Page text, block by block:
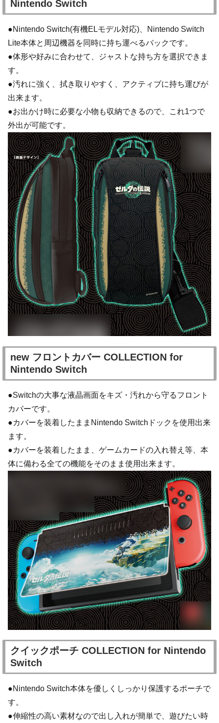
Nintendo Switch
●Nintendo Switch(有機ELモデル対応)、Nintendo Switch
Lite本体と周辺機器を同時に持ち運べるバックです。
●体形や好みに合わせて、ジャストな持ち方を選択できま
す。
●汚れに強く、拭き取りやすく、アクティブに持ち運びが
出来ます。
●お出かけ時に必要な小物も収納できるので、これ1つで
外出が可能です。
new フロントカバー COLLECTION for
Nintendo Switch
●Switchの大事な液晶画面をキズ・汚れから守るフロント
カバーです。
●カバーを装着したままNintendo Switchドックを使用出来
ます。
●カバーを装着したまま、ゲームカードの入れ替え等、本
体に備わる全ての機能をそのまま使用出来ます。
クイックポーチ COLLECTION for Nintendo
Switch
●Nintendo Switch本体を優しくしっかり保護するポーチで
す。
●伸縮性の高い素材なので出し入れが簡単で、遊びたい時